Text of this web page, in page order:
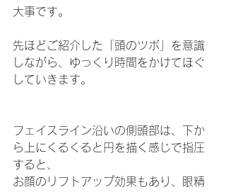
大事です。
先ほどご紹介した「頭のツボ」を意識
しながら、ゆっくり時間をかけてほぐ
していきます。
フェイスライン沿いの側頭部は、下か
ら上にくるくると円を描く感じで指圧
すると、
お顔のリフトアップ効果もあり、眼精